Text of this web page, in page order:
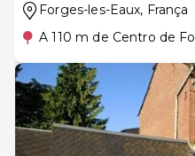
Forges-les-Eaux, França
A 110 m de Centro de